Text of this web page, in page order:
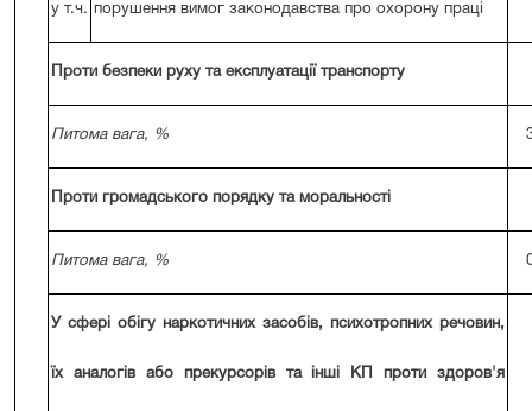
у т.ч. порушення вимог законодавства про охорону праці
Проти безпеки руху та експлуатації транспорту
Питома вага, %
Проти громадського порядку та моральності
Питома вага, %
У сфері обігу наркотичних засобів, психотропних речовин,
їх аналогів або прекурсорів та інші КП проти здоров'я